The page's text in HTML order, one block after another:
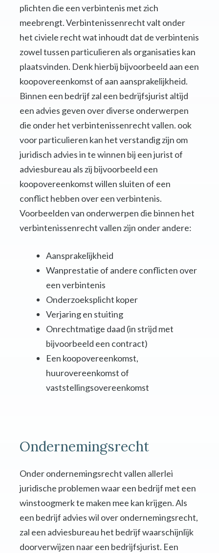
plichten die een verbintenis met zich
meebrengt. Verbintenissenrecht valt onder
het civiele recht wat inhoudt dat de verbintenis
zowel tussen particulieren als organisaties kan
plaatsvinden. Denk hierbij bijvoorbeeld aan een
koopovereenkomst of aan aansprakelijkheid.
Binnen een bedrijf zal een bedrijfsjurist altijd
een advies geven over diverse onderwerpen
die onder het verbintenissenrecht vallen. ook
voor particulieren kan het verstandig zijn om
juridisch advies in te winnen bij een jurist of
adviesbureau als zij bijvoorbeeld een
koopovereenkomst willen sluiten of een
conflict hebben over een verbintenis.
Voorbeelden van onderwerpen die binnen het
verbintenissenrecht vallen zijn onder andere:
Aansprakelijkheid
Wanprestatie of andere conflicten over
een verbintenis
Onderzoeksplicht koper
Verjaring en stuiting
Onrechtmatige daad (in strijd met
bijvoorbeeld een contract)
Een koopovereenkomst,
huurovereenkomst of
vaststellingsovereenkomst
Ondernemingsrecht
Onder ondernemingsrecht vallen allerlei
juridische problemen waar een bedrijf met een
winstoogmerk te maken mee kan krijgen. Als
een bedrijf advies wil over ondernemingsrecht,
zal een adviesbureau het bedrijf waarschijnlijk
doorverwijzen naar een bedrijfsjurist. Een